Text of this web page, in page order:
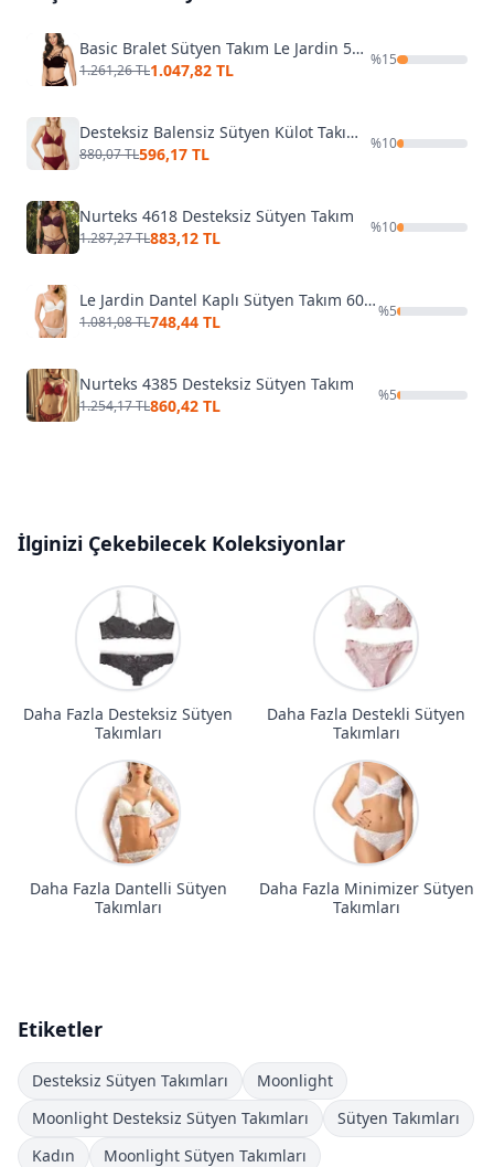
Basic Bralet Sütyen Takım Le Jardin 5045
1.261,26 TL1.047,82 TL
%15
Desteksiz Balensiz Sütyen Külot Takım NBB 4874
880,07 TL596,17 TL
%10
Nurteks 4618 Desteksiz Sütyen Takım
1.287,27 TL883,12 TL
%10
Le Jardin Dantel Kaplı Sütyen Takım 6042
1.081,08 TL748,44 TL
%5
Nurteks 4385 Desteksiz Sütyen Takım
1.254,17 TL860,42 TL
%5
İlginizi Çekebilecek Koleksiyonlar
Daha Fazla Desteksiz Sütyen
Takımları
Daha Fazla Destekli Sütyen
Takımları
Daha Fazla Dantelli Sütyen
Takımları
Daha Fazla Minimizer Sütyen
Takımları
Etiketler
Desteksiz Sütyen Takımları
Moonlight
Moonlight Desteksiz Sütyen Takımları
Sütyen Takımları
Kadın
Moonlight Sütyen Takımları